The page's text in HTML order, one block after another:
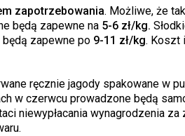
zapotrzebowania. Możliwe, że
będą zapewne na5-6 zł/kg.
zapewne po9-11 zł/kg. Koszt
ręcznie jagody spakowane w
w czerwcu prowadzone będą
niewypłacania wynagrodzenia za